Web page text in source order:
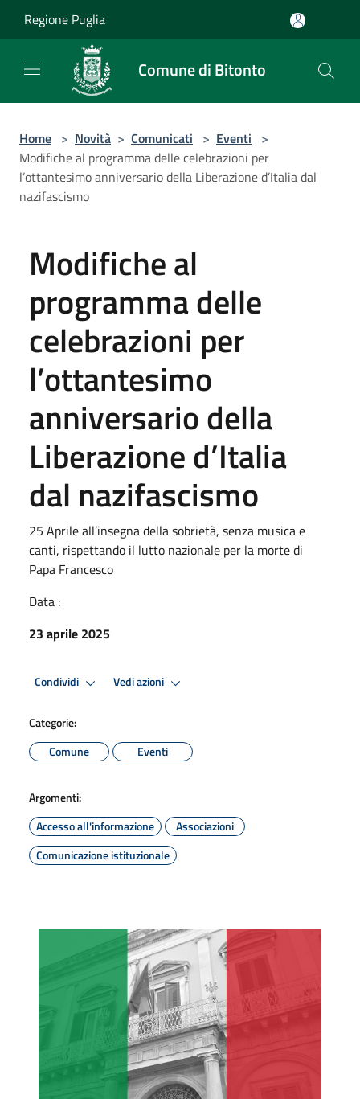
Regione Puglia
Comune di Bitonto
Home > Novità > Comunicati > Eventi >
Modifiche al programma delle celebrazioni per
l’ottantesimo anniversario della Liberazione d’Italia dal
nazifascismo
Modifiche al
programma delle
celebrazioni per
l’ottantesimo
anniversario della
Liberazione d’Italia
dal nazifascismo
25 Aprile all’insegna della sobrietà, senza musica e
canti, rispettando il lutto nazionale per la morte di
Papa Francesco
Data :
23 aprile 2025
Condividi Vedi azioni
Categorie:
Comune
Eventi
Argomenti:
Accesso all'informazione
Associazioni
Comunicazione istituzionale